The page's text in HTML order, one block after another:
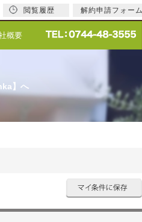
概要
】へ
閲覧履歴 解約申請フォーム